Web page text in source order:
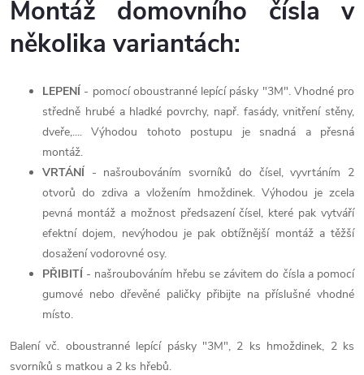
Montáž domovního čísla v
několika variantách:
LEPENÍ - pomocí oboustranné lepící pásky "3M". Vhodné pro
středně hrubé a hladké povrchy, např. fasády, vnitření stěny,
dveře,.... Výhodou tohoto postupu je snadná a přesná
montáž.
VRTÁNÍ - našroubováním svorníků do čísel, vyvrtáním 2
otvorů do zdiva a vložením hmoždinek. Výhodou je zcela
pevná montáž a možnost předsazení čísel, které pak vytváří
efektní dojem, nevýhodou je pak obtížnější montáž a těžší
dosažení vodorovné osy.
PŘIBITÍ - našroubováním hřebu se závitem do čísla a pomocí
gumové nebo dřevěné paličky přibijte na příslušné vhodné
místo.
Balení vč. oboustranné lepící pásky "3M", 2 ks hmoždinek, 2 ks
svorníků s matkou a 2 ks hřebů.